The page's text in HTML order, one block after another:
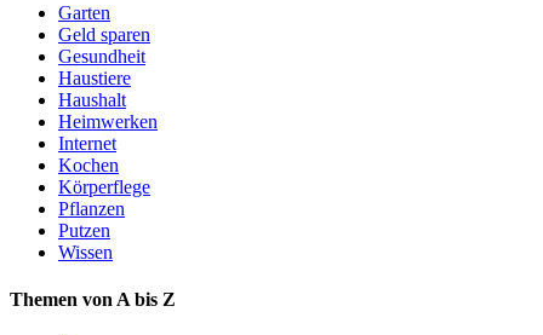
Garten
Geld sparen
Gesundheit
Haustiere
Haushalt
Heimwerken
Internet
Kochen
Körperflege
Pflanzen
Putzen
Wissen
Themen von A bis Z